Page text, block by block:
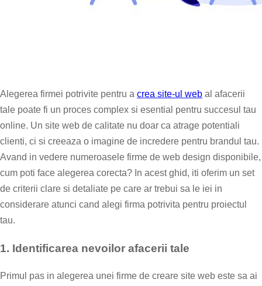
Alegerea firmei potrivite pentru a crea site-ul web al afacerii
tale poate fi un proces complex si esential pentru succesul tau
online. Un site web de calitate nu doar ca atrage potentiali
clienti, ci si creeaza o imagine de incredere pentru brandul tau.
Avand in vedere numeroasele firme de web design disponibile,
cum poti face alegerea corecta? In acest ghid, iti oferim un set
de criterii clare si detaliate pe care ar trebui sa le iei in
considerare atunci cand alegi firma potrivita pentru proiectul
tau.
1. Identificarea nevoilor afacerii tale
Primul pas in alegerea unei firme de creare site web este sa ai